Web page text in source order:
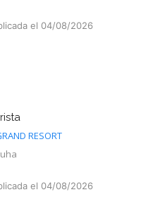
el 04/08/2026
RESORT
el 04/08/2026